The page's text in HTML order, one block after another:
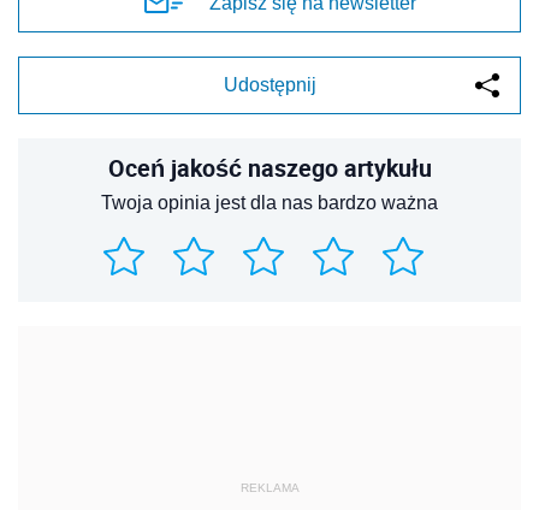
Udostępnij
Oceń jakość naszego artykułu
Twoja opinia jest dla nas bardzo ważna
REKLAMA